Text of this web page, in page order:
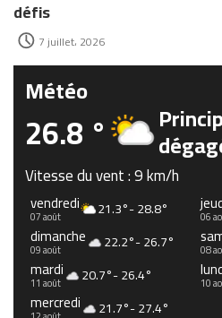
défis
7 juillet، 2026